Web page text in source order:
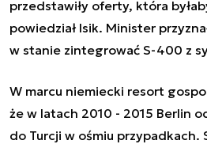
przedstawiły oferty, która
powiedział Isik. Minister
w stanie zintegrować S-400 z
W marcu niemiecki resort
że w latach 2010 - 2015 Berlin
do Turcji w ośmiu przypadkach.